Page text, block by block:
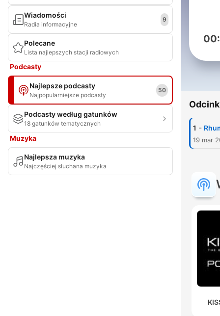
Wiadomości
Radia informacyjne
9
Polecane
Lista najlepszych stacji radiowych
Podcasty
Najlepsze podcasty
Najpopularniejsze podcasty
50
Podcasty według gatunków
18 gatunków tematycznych
Muzyka
Najlepsza muzyka
Najczęściej słuchana muzyka
1 -
19 mar